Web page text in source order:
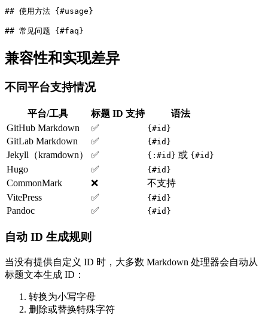
## 使用方法 {#usage}
## 常见问题 {#faq}
兼容性和实现差异
不同平台支持情况
平台/工具 标题 ID 支持
语法
GitHub Markdown
✅ {#id}
GitLab Markdown ✅ {#id}
Jekyll（kramdown） ✅ {:#id} 或 {#id}
Hugo ✅ {#id}
CommonMark ❌
不支持
VitePress
✅ {#id}
Pandoc ✅ {#id}
自动 ID 生成规则
当没有提供自定义 ID 时，大多数 Markdown 处理器会自动从
标题文本生成 ID：
转换为小写字母
删除或替换特殊字符